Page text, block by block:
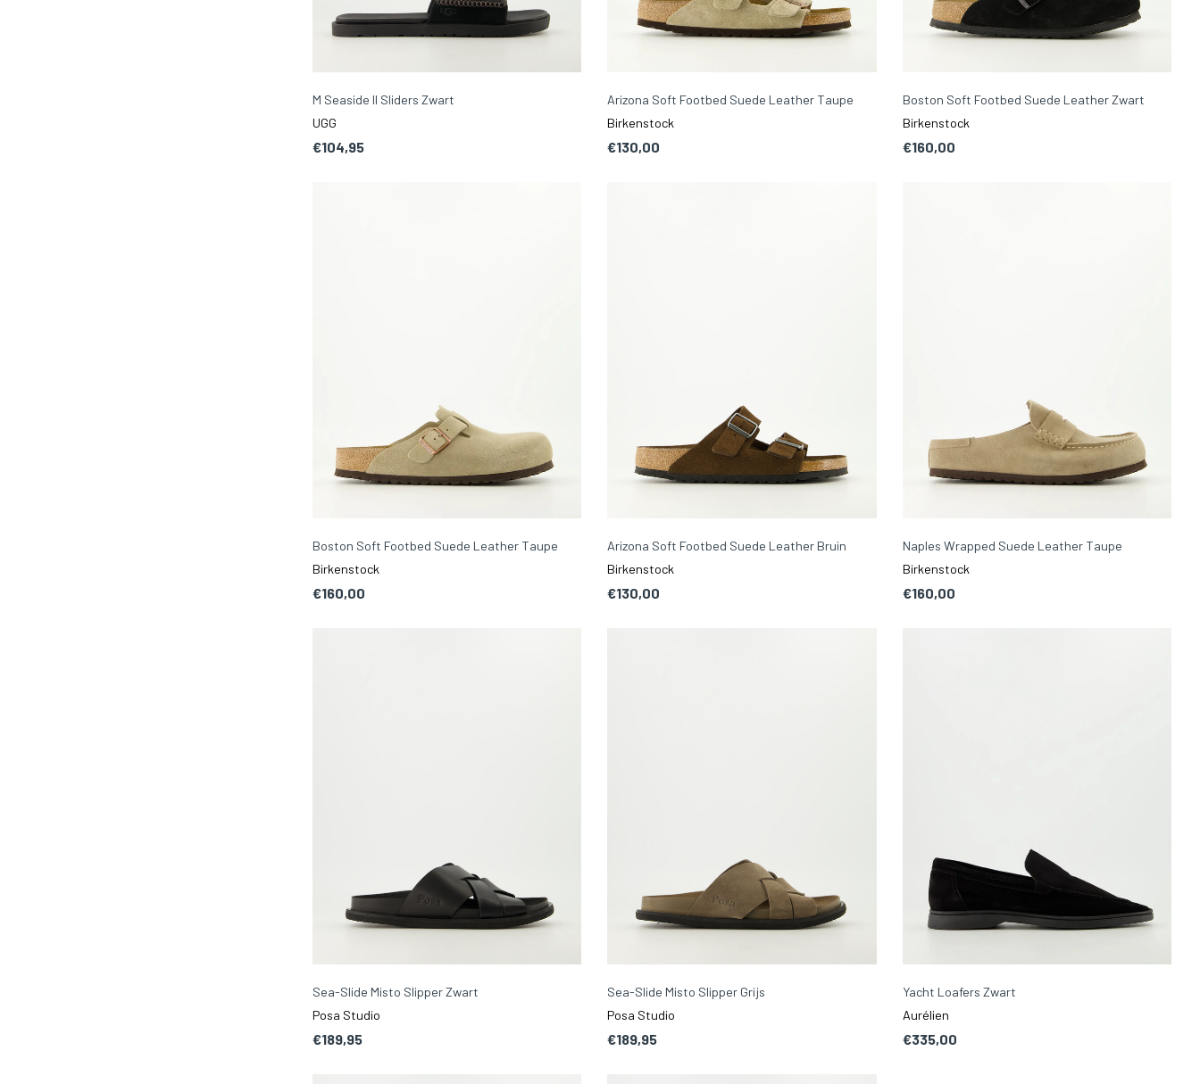
M Seaside II Sliders Zwart
UGG
€104,95
Arizona Soft Footbed Suede Leather Taupe
Birkenstock
€130,00
Boston Soft Footbed Suede Leather Zwart
Birkenstock
€160,00
Boston Soft Footbed Suede Leather Taupe
Birkenstock
€160,00
Arizona Soft Footbed Suede Leather Bruin
Birkenstock
€130,00
Naples Wrapped Suede Leather Taupe
Birkenstock
€160,00
Sea-Slide Misto Slipper Zwart
Posa Studio
€189,95
Sea-Slide Misto Slipper Grijs
Posa Studio
€189,95
Yacht Loafers Zwart
Aurélien
€335,00